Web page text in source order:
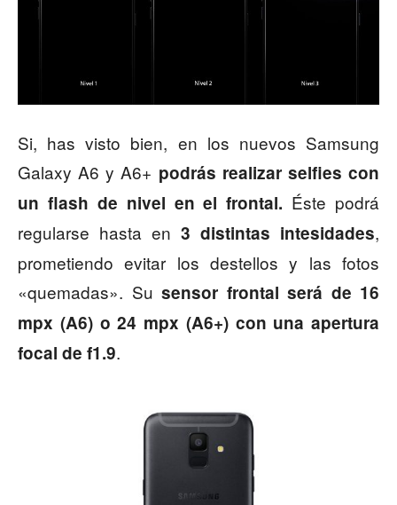
Si, has visto bien, en los nuevos Samsung
Galaxy A6 y A6+ podrás realizar selfies con
un flash de nivel en el frontal. Éste podrá
regularse hasta en 3 distintas intesidades,
prometiendo evitar los destellos y las fotos
«quemadas». Su sensor frontal será de 16
mpx (A6) o 24 mpx (A6+) con una apertura
focal de f1.9.